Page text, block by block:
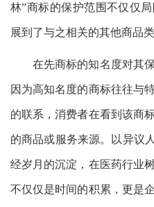
林”商标的保护范围不仅仅
展到了与之相关的其他商品类
在先商标的知名度对其
因为高知名度的商标往往与
的联系，消费者在看到该商
的商品或服务来源。以异议
经岁月的沉淀，在医药行业
不仅仅是时间的积累，更是